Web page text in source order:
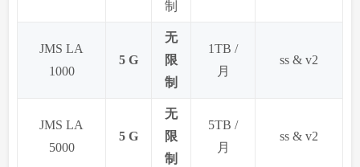
制
JMS LA
1000
5 G
无
限
制
1TB /
月
ss & v2
JMS LA
5000
5 G
无
限
制
5TB /
月
ss & v2